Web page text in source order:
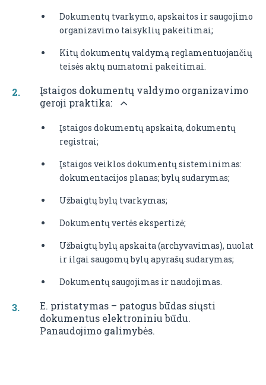
Dokumentų tvarkymo, apskaitos ir saugojimo
organizavimo taisyklių pakeitimai;
Kitų dokumentų valdymą reglamentuojančių
teisės aktų numatomi pakeitimai.
Įstaigos dokumentų valdymo organizavimo
geroji praktika:
Įstaigos dokumentų apskaita, dokumentų
registrai;
Įstaigos veiklos dokumentų sisteminimas:
dokumentacijos planas; bylų sudarymas;
Užbaigtų bylų tvarkymas;
Dokumentų vertės ekspertizė;
Užbaigtų bylų apskaita (archyvavimas), nuolat
ir ilgai saugomų bylų apyrašų sudarymas;
Dokumentų saugojimas ir naudojimas.
E. pristatymas – patogus būdas siųsti
dokumentus elektroniniu būdu.
Panaudojimo galimybės.